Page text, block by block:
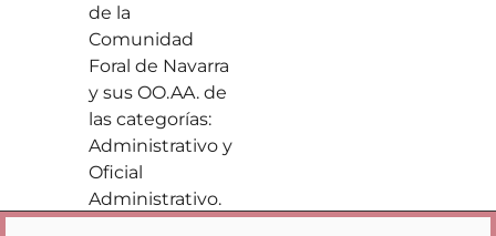
de la
Comunidad
Foral de Navarra
y sus OO.AA. de
las categorías:
Administrativo y
Oficial
Administrativo.
Opciones de privacidad